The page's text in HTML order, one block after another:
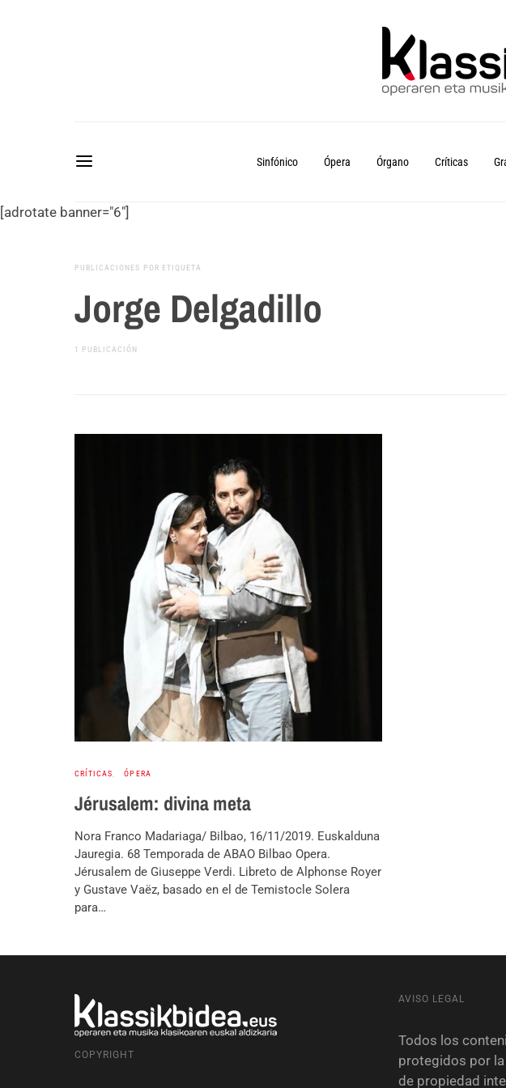
Sinfónico Ópera Órgano Críticas
[adrotate banner="6"]
PUBLICACIONES POR ETIQUETA
Jorge Delgadillo
1 PUBLICACIÓN
CRÍTICAS ÓPERA
Jérusalem: divina meta
Nora Franco Madariaga/ Bilbao, 16/11/2019. Euskalduna
Jauregia. 68 Temporada de ABAO Bilbao Opera.
Jérusalem de Giuseppe Verdi. Libreto de Alphonse Royer
y Gustave Vaëz, basado en el de Temistocle Solera
para…
COPYRIGHT
AVISO LEGAL
Todos los
protegidos por
de propiedad